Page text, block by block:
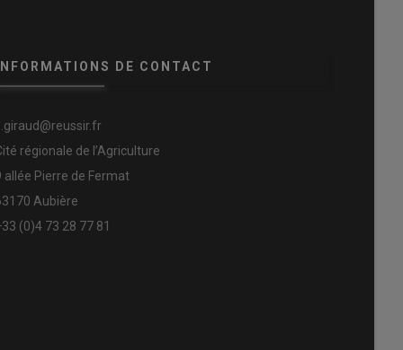
DE CONTACT
régionale de l’Agriculture
allée Pierre de Fermat
Aubière
(0)4 73 28 77 81